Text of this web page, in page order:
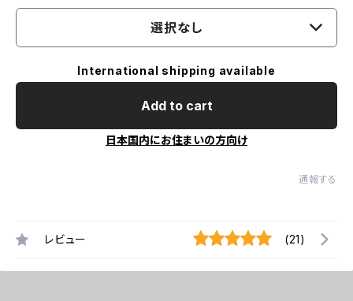
選択なし
International shipping available
Add to cart
日本国内にお住まいの方向け
通報する
レビュー (21)